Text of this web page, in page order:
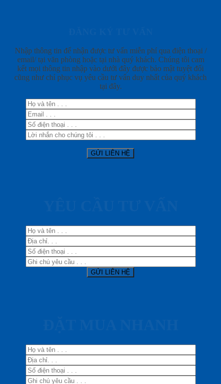
Nhập thông tin để nhận được tư vấn miễn phí qua điện thoại /
email/ tại văn phòng hoặc tại nhà quý khách. Chúng tôi cam
kết mọi thông tin nhập vào dưới đây được bảo mật tuyệt đối
cũng như chỉ phục vụ yêu cầu tư vấn duy nhất của quý khách
tại đây.